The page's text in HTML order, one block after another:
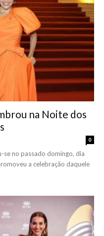
na Noite dos
0
se no passado domingo, dia
a celebração daquele